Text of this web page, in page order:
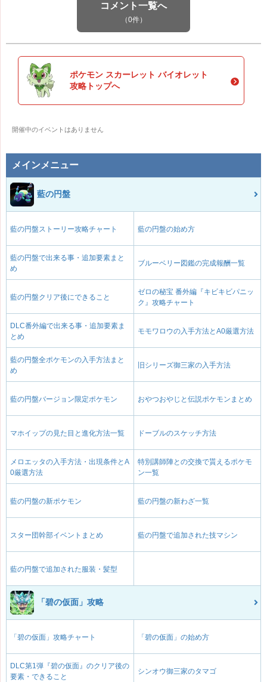
コメント一覧へ
（0件）
ポケモン スカーレット バイオレット
攻略トップへ
開催中のイベントはありません
メインメニュー
藍の円盤
藍の円盤ストーリー攻略チャート 藍の円盤の始め方
藍の円盤で出来る事・追加要素まと
め
ブルーベリー図鑑の完成報酬一覧
藍の円盤クリア後にできること
ゼロの秘宝 番外編『キビキビパニッ
ク』攻略チャート
DLC番外編で出来る事・追加要素ま
とめ
モモワロウの入手方法とA0厳選方法
藍の円盤全ポケモンの入手方法まと
め
旧シリーズ御三家の入手方法
藍の円盤バージョン限定ポケモン おやつおやじと伝説ポケモンまとめ
マホイップの見た目と進化方法一覧 ドーブルのスケッチ方法
メロエッタの入手方法・出現条件とA
0厳選方法
特別講師陣との交換で貰えるポケモ
ン一覧
藍の円盤の新ポケモン 藍の円盤の新わざ一覧
スター団幹部イベントまとめ 藍の円盤で追加された技マシン
藍の円盤で追加された服装・髪型
「碧の仮面」攻略
「碧の仮面」攻略チャート 「碧の仮面」の始め方
DLC第1弾『碧の仮面』のクリア後の
要素・できること
シンオウ御三家のタマゴ